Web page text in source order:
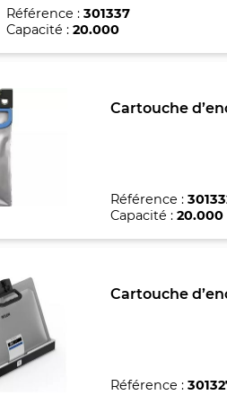
Référence :301337
Capacité :20.000
Cartouche
Référence :
Capacité : 20.000
Cartouche
Référence :